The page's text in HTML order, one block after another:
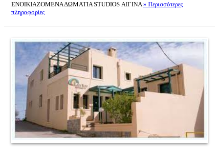
ΕΝΟΙΚΙΑΖΟΜΕΝΑ ΔΩΜΑΤΙΑ STUDIOS ΑΙΓΙΝΑ» Περισσότερες
πληροφορίες